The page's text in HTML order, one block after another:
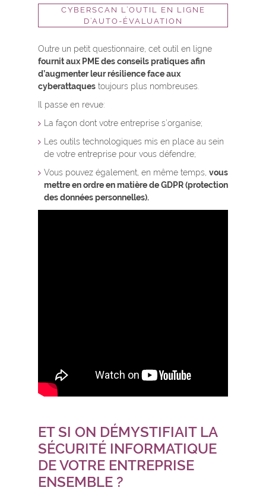
CYBERSCAN L’OUTIL EN LIGNE
D’AUTO-ÉVALUATION
Outre un petit questionnaire, cet outil en ligne
fournit aux PME des conseils pratiques afin
d’augmenter leur résilience face aux
cyberattaques toujours plus nombreuses.
Il passe en revue:
La façon dont votre entreprise s’organise;
Les outils technologiques mis en place au sein
de votre entreprise pour vous défendre;
Vous pouvez également, en même temps, vous
mettre en ordre en matière de GDPR (protection
des données personnelles).
ET SI ON DÉMYSTIFIAIT LA
SÉCURITÉ INFORMATIQUE
DE VOTRE ENTREPRISE
ENSEMBLE ?